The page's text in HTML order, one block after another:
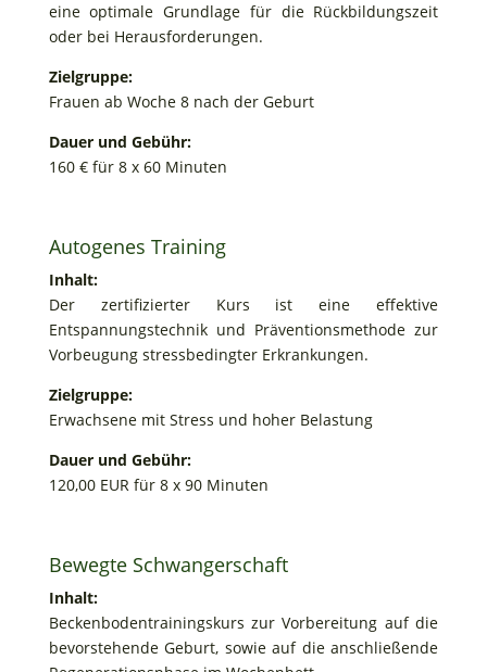
eine optimale Grundlage für die Rückbildungszeit
oder bei Herausforderungen.
Zielgruppe:
Frauen ab Woche 8 nach der Geburt
Dauer und Gebühr:
160 € für 8 x 60 Minuten
Autogenes Training
Inhalt:
Der zertifizierter Kurs ist eine effektive
Entspannungstechnik und Präventionsmethode zur
Vorbeugung stressbedingter Erkrankungen.
Zielgruppe:
Erwachsene mit Stress und hoher Belastung
Dauer und Gebühr:
120,00 EUR für 8 x 90 Minuten
Bewegte Schwangerschaft
Inhalt:
Beckenbodentrainingskurs zur Vorbereitung auf die
bevorstehende Geburt, sowie auf die anschließende